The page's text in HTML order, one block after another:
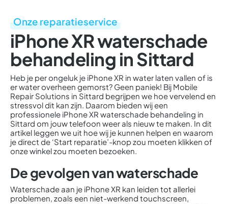
Onze reparatieservice
iPhone XR waterschade
behandeling in Sittard
Heb je per ongeluk je iPhone XR in water laten vallen of is
er water overheen gemorst? Geen paniek! Bij Mobile
Repair Solutions in Sittard begrijpen we hoe vervelend en
stressvol dit kan zijn. Daarom bieden wij een
professionele iPhone XR waterschade behandeling in
Sittard om jouw telefoon weer als nieuw te maken. In dit
artikel leggen we uit hoe wij je kunnen helpen en waarom
je direct de ‘Start reparatie’-knop zou moeten klikken of
onze winkel zou moeten bezoeken.
De gevolgen van waterschade
Waterschade aan je iPhone XR kan leiden tot allerlei
problemen, zoals een niet-werkend touchscreen,